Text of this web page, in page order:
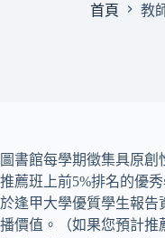
首頁 教
圖書館每學期徵集具原
推薦班上前5%排名的優
於逢甲大學優質學生報告
播價值。（如果您預計推